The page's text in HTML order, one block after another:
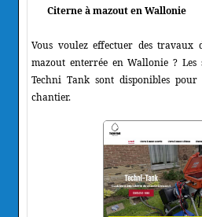
Citerne à mazout en Wallonie
Vous voulez effectuer des travaux
mazout enterrée en Wallonie ? Les
Techni Tank sont disponibles
chantier.